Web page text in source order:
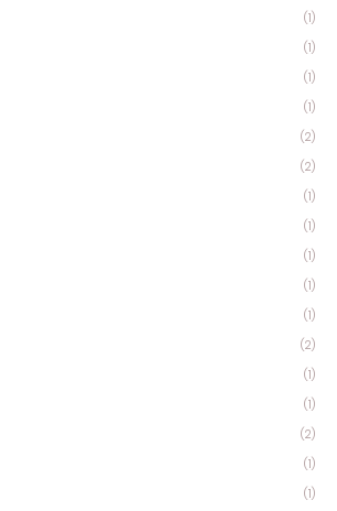
(1)
(1)
(1)
(1)
(2)
(2)
(1)
(1)
(1)
(1)
(1)
(2)
(1)
(1)
(2)
(1)
(1)